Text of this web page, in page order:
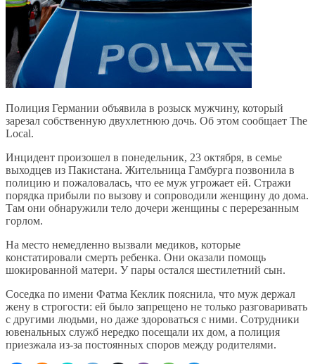
Полиция Германии объявила в розыск мужчину, который
зарезал собственную двухлетнюю дочь. Об этом сообщает The
Local.
Инцидент произошел в понедельник, 23 октября, в семье
выходцев из Пакистана. Жительница Гамбурга позвонила в
полицию и пожаловалась, что ее муж угрожает ей. Стражи
порядка прибыли по вызову и сопроводили женщину до дома.
Там они обнаружили тело дочери женщины с перерезанным
горлом.
На место немедленно вызвали медиков, которые
констатировали смерть ребенка. Они оказали помощь
шокированной матери. У пары остался шестилетний сын.
Соседка по имени Фатма Кеклик пояснила, что муж держал
жену в строгости: ей было запрещено не только разговаривать
с другими людьми, но даже здороваться с ними. Сотрудники
ювенальных служб нередко посещали их дом, а полиция
приезжала из-за постоянных споров между родителями.